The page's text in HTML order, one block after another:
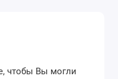
чтобы Вы могли